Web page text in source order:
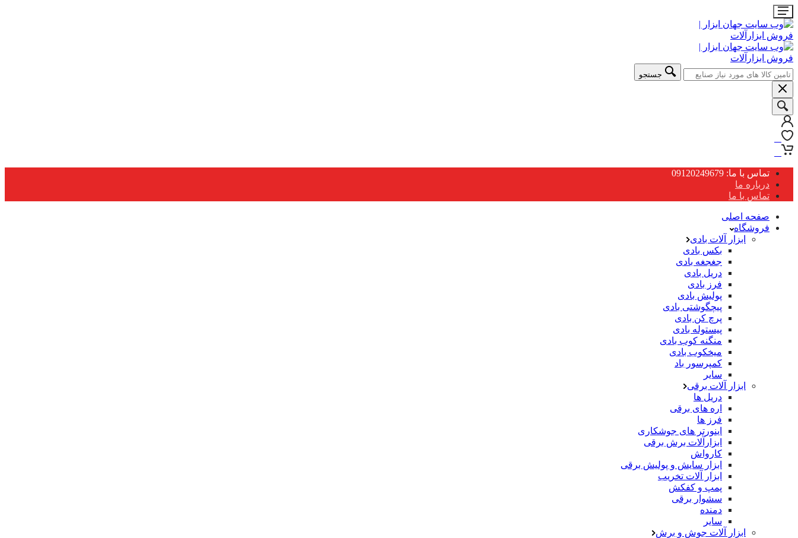
جستجو
تماس با ما: 09120249679
درباره ما
تماس با ما
صفحه اصلی
فروشگاه
ابزار آلات بادی
بکس بادی
جغجغه بادی
دریل بادی
فرز بادی
پولیش بادی
پیچگوشتی بادی
پرچ کن بادی
پیستوله بادی
منگنه کوب بادی
میخکوب بادی
کمپرسور باد
سایر
ابزار آلات برقی
دریل ها
اره های برقی
فرز ها
اینورتر های جوشکاری
ابزارآلات برش برقی
کارواش
ابزار سایش و پولیش برقی
ابزار آلات تخریب
پمپ و کفکش
سشوار برقی
دمنده
سایر
ابزار آلات جوش و برش